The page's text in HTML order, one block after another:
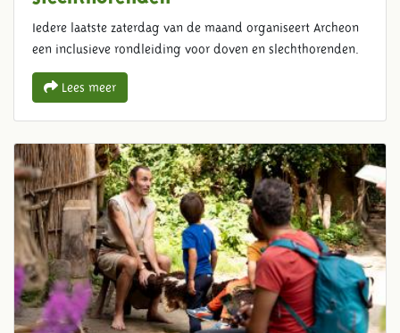
Iedere laatste zaterdag van de maand organiseert Archeon
een inclusieve rondleiding voor doven en slechthorenden.
Lees meer